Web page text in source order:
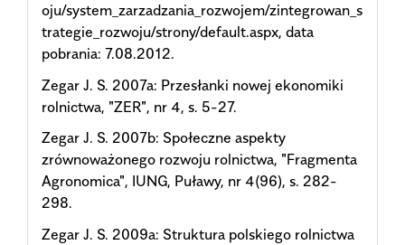
oju/system_zarzadzania_rozwojem/zintegrowan_s
trategie_rozwoju/strony/default.aspx, data
pobrania: 7.08.2012.
Zegar J. S. 2007a: Przesłanki nowej ekonomiki
rolnictwa, "ZER", nr 4, s. 5-27.
Zegar J. S. 2007b: Społeczne aspekty
zrównoważonego rozwoju rolnictwa, "Fragmenta
Agronomica", IUNG, Puławy, nr 4(96), s. 282-
298.
Zegar J. S. 2009a: Struktura polskiego rolnictwa